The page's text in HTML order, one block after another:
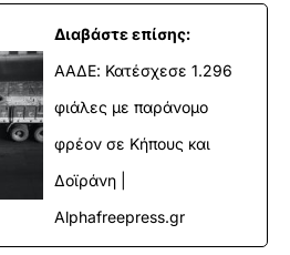
Διαβάστε επίσης:
ΑΑΔΕ: Κατέσχεσε 1.296
φιάλες με παράνομο
φρέον σε Κήπους και
Δοϊράνη |
Alphafreepress.gr